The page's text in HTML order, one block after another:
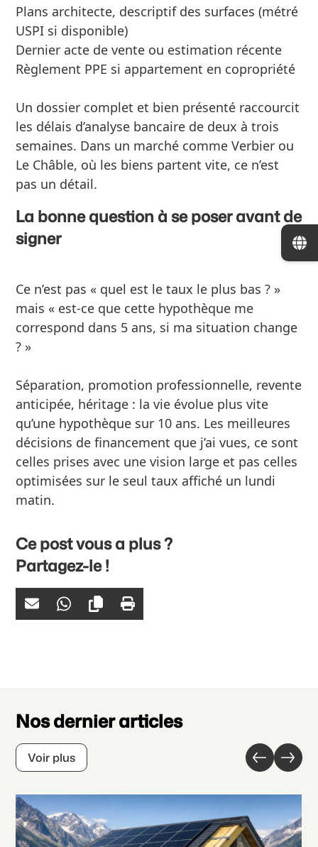
Plans architecte, descriptif des surfaces (métré
USPI si disponible)
Dernier acte de vente ou estimation récente
Règlement PPE si appartement en copropriété
Un dossier complet et bien présenté raccourcit
les délais d’analyse bancaire de deux à trois
semaines. Dans un marché comme Verbier ou
Le Châble, où les biens partent vite, ce n’est
pas un détail.
La bonne question à se poser avant de
signer
Ce n’est pas « quel est le taux le plus bas ? »
mais « est-ce que cette hypothèque me
correspond dans 5 ans, si ma situation change
? »
Séparation, promotion professionnelle, revente
anticipée, héritage : la vie évolue plus vite
qu’une hypothèque sur 10 ans. Les meilleures
décisions de financement que j’ai vues, ce sont
celles prises avec une vision large et pas celles
optimisées sur le seul taux affiché un lundi
matin.
Ce post vous a plus ?
Partagez-le !
Nos dernier articles
Voir plus